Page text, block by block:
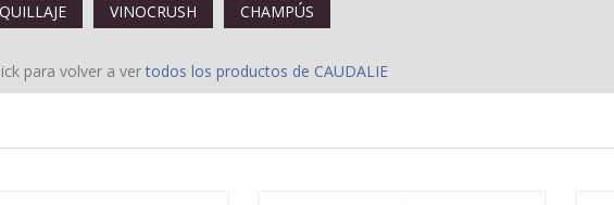
VINOCRUSH CHAMPÚS
para volver a vertodos los productos de CAUDALIE